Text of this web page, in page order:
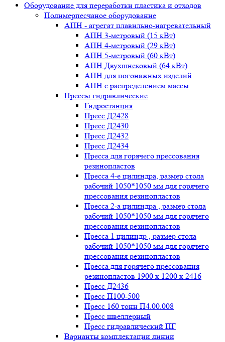
Оборудование для переработки пластика и отходов
Полимерпесчаное оборудование
АПН - агрегат плавильно-нагревательный
АПН 3-метровый (15 кВт)
АПН 4-метровый (29 кВт)
АПН 5-метровый (60 кВт)
АПН Двухшнековый (64 кВт)
АПН для погонажных изделий
АПН с распределением массы
Прессы гидравлические
Гидростанция
Пресс Д2428
Пресс Д2430
Пресс Д2432
Пресс Д2434
Пресса для горячего прессования
резинопластов
Пресса 4-е цилиндра, размер стола
рабочий 1050*1050 мм для горячего
прессования резинопластов
Пресса 2-а цилиндра , размер стола
рабочий 1050*1050 мм для горячего
прессования резинопластов
Пресса 1 цилиндр , размер стола
рабочий 1050*1050 мм для горячего
прессования резинопластов
Пресса для горячего прессования
резинопластов 1900 х 1200 х 2416
Пресс Д2436
Пресс П100-500
Пресс 160 тонн П4.00.008
Пресс швеллерный
Пресс гидравлический ПГ
Варианты комплектации линии